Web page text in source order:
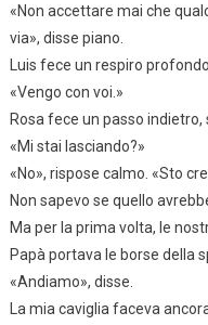
«Non accettare mai che
via», disse piano.
Luis fece un respiro profondo.
«Vengo con voi.»
Rosa fece un passo indietro,
«Mi stai lasciando?»
«No», rispose calmo. «Sto
Non sapevo se quello
Ma per la prima volta, le
Papà portava le borse della
«Andiamo», disse.
La mia caviglia faceva